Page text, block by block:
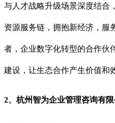
与人才战略升级场景深度结合
资源服务链，拥抱新经济，服
者，企业数字化转型的合作伙
建设，让生态合作产生价值和
2、杭州智为企业管理咨询有限